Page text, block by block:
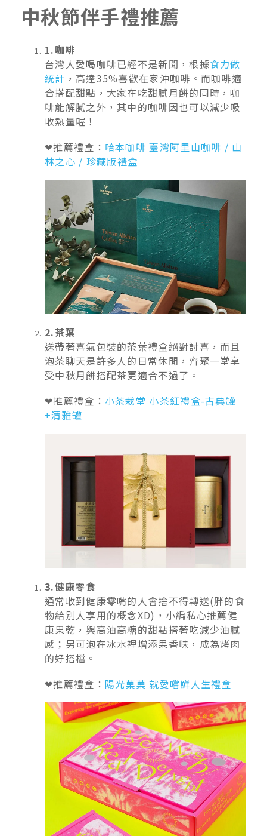
中秋節伴手禮推薦
1.咖啡
台灣人愛喝咖啡已經不是新聞，根據食力做
統計 ，高達35%喜歡在家沖咖啡。而咖啡適
合搭配甜點，大家在吃甜膩月餅的同時，咖
啡能解膩之外，其中的咖啡因也可以減少吸
收熱量喔！
❤推薦禮盒： 哈本咖啡 臺灣阿里山咖啡 / 山
林之心 / 珍藏版禮盒
2.茶葉
送帶著喜氣包裝的茶葉禮盒絕對討喜，而且
泡茶聊天是許多人的日常休閒，齊聚一堂享
受中秋月餅搭配茶更適合不過了。
❤推薦禮盒： 小茶栽堂 小茶紅禮盒-古典罐
+清雅罐
3.健康零食
通常收到健康零嘴的人會捨不得轉送(胖的食
物給別人享用的概念XD)，小編私心推薦健
康果乾，與高油高糖的甜點搭著吃減少油膩
感；另可泡在冰水裡增添果香味，成為烤肉
的好搭檔。
❤推薦禮盒： 陽光菓菓 就愛嚐鮮人生禮盒